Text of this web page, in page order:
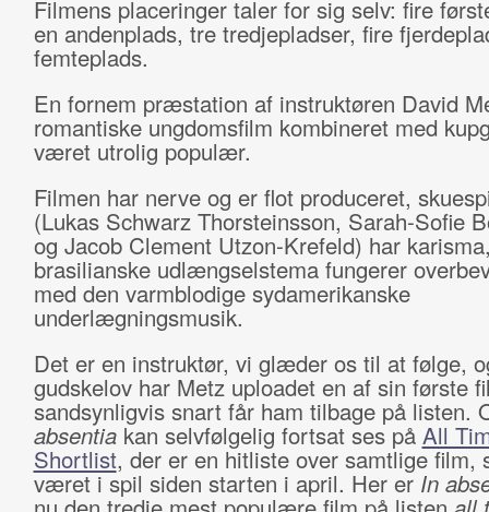
Filmens placeringer taler for sig selv: fire
en andenplads, tre tredjepladser, fire
femteplads.
En fornem præstation af instruktøren David
romantiske ungdomsfilm kombineret med
været utrolig populær.
Filmen har nerve og er flot produceret,
(Lukas Schwarz Thorsteinsson, Sarah-Sofie
og Jacob Clement Utzon-Krefeld) har
brasilianske udlængselstema fungerer
med den varmblodige sydamerikanske
underlægningsmusik.
Det er en instruktør, vi glæder os til at følge,
gudskelov har Metz uploadet en af sin første
sandsynligvis snart får ham tilbage på listen.
absentiakan selvfølgelig fortsat ses på All
Shortlist, der er en hitliste over samtlige film,
været i spil siden starten i april. Her er In